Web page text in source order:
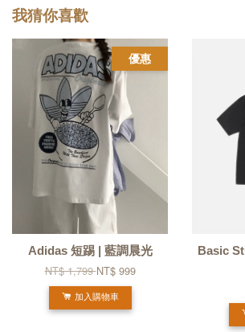
我猜你喜歡
優惠
Adidas 短踢 | 藍調晨光
NT$ 1,799NT$ 999
加入購物車
Basic